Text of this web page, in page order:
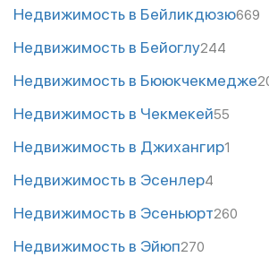
Недвижимость в Бейликдюзю669
Недвижимость в Бейоглу244
Недвижимость в Бююкчекмедже
Недвижимость в Чекмекей55
Недвижимость в Джихангир1
Недвижимость в Эсенлер4
Недвижимость в Эсеньюрт260
Недвижимость в Эйюп270